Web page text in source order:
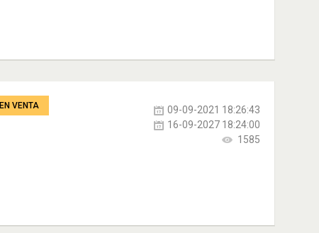
EN VENTA
09-09-2021 18:26:43
16-09-2027 18:24:00
1585